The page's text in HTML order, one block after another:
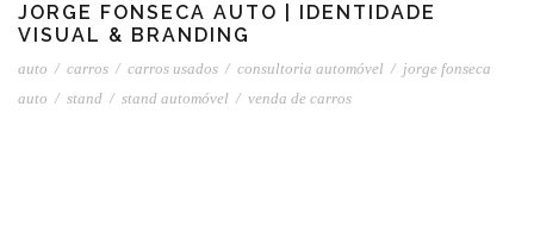
JORGE FONSECA AUTO | IDENTIDADE
VISUAL & BRANDING
auto / carros / carros usados / consultoria automóvel / jorge fonseca
auto / stand / stand automóvel / venda de carros